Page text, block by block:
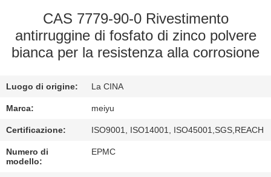
VISITA
ALLA
CONTROLLO
DELLA
QUALITÀ
CAS 7779-90-0 Rivestimento
antirruggine di fosfato di zinco polvere
bianca per la resistenza alla corrosione
Luogo di origine: La CINA
Marca: meiyu
Certificazione: ISO9001, ISO14001, ISO45001,SGS,REACH
Numero di
modello:
EPMC